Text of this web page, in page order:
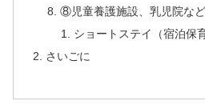
⑧児童養護施設、乳児院など
ショートステイ（宿泊保育
さいごに